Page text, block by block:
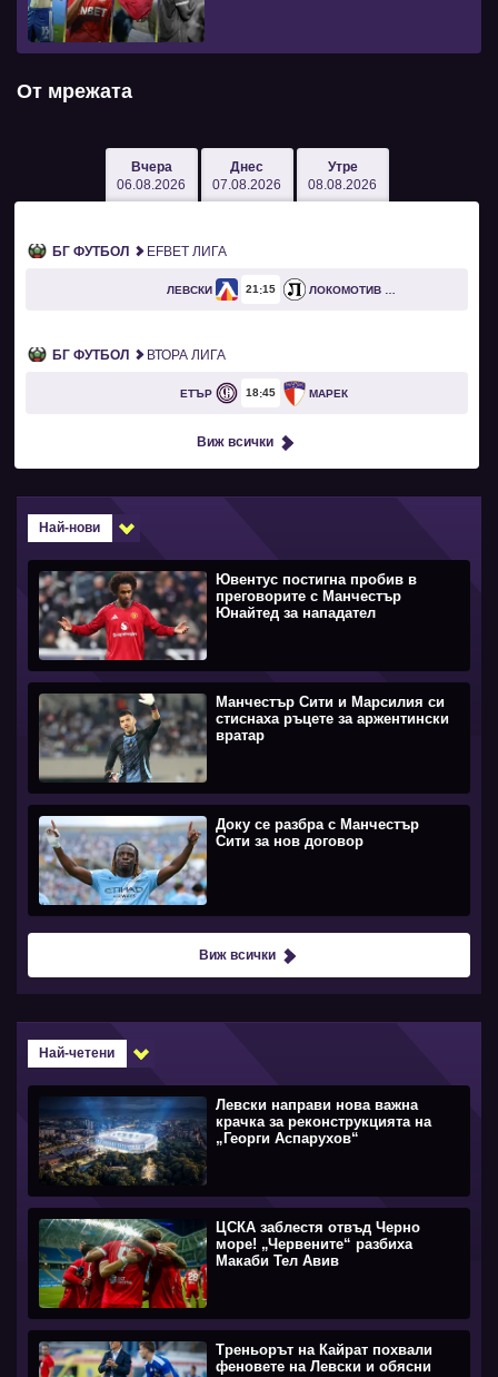
От мрежата
Вчера
06.08.2026
Днес
07.08.2026
Утре
08.08.2026
БГ ФУТБОЛ EFBET ЛИГА
ЛЕВСКИ 21 15 ЛОКОМОТИВ ПЛОВДИВ
БГ ФУТБОЛ ВТОРА ЛИГА
ЕТЪР 18 45 МАРЕК
Виж всички
Най-нови
Ювентус постигна пробив в
преговорите с Манчестър
Юнайтед за нападател
Манчестър Сити и Марсилия си
стиснаха ръцете за аржентински
вратар
Доку се разбра с Манчестър
Сити за нов договор
Виж всички
Най-четени
Левски направи нова важна
крачка за реконструкцията на
„Георги Аспарухов“
ЦСКА заблестя отвъд Черно
море! „Червените“ разбиха
Макаби Тел Авив
Треньорът на Кайрат похвали
феновете на Левски и обясни